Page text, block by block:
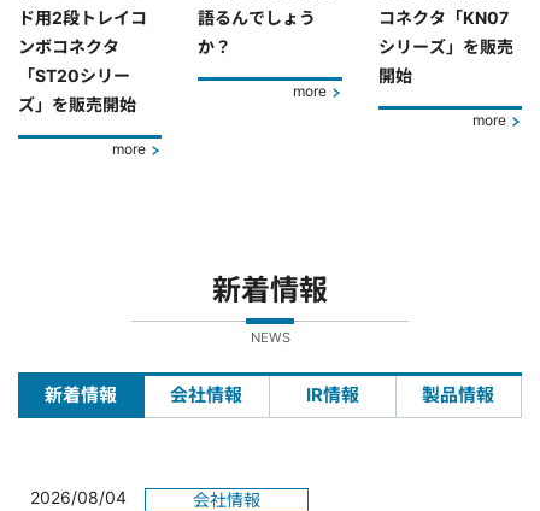
ド用2段トレイコ
ンボコネクタ
「ST20シリー
ズ」を販売開始
more
語るんでしょう
か？
more
コネクタ「KN07
シリーズ」を販売
開始
more
新着情報
NEWS
新着情報 会社情報 IR情報 製品情報
2026/08/04
会社情報